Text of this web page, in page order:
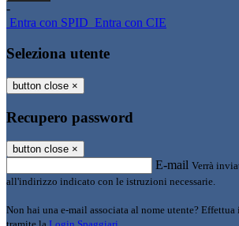
-
Entra con SPID Entra con CIE
Seleziona utente
button close ×
Recupero password
button close ×
E-mail Verrà
all'indirizzo indicato con le istruzioni necessarie.
Non hai una e-mail associata al nome utente? Effettua